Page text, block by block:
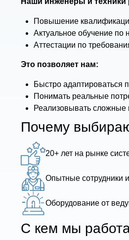
Повышение
Актуальное обучение по
Аттестации по
Это позволяет нам:
Быстро адаптироваться
Понимать реальные
Реализовывать сложные
Почему
20+ лет на рынке
Опытные сотрудники
Оборудование от
С кем мы